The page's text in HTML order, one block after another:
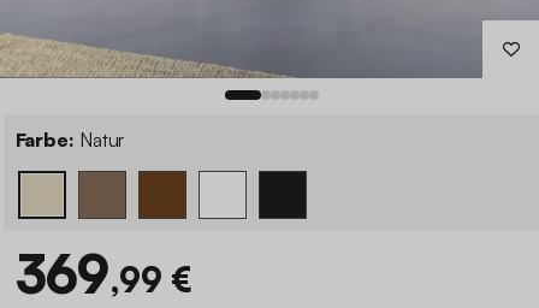
Farbe: Natur
369,99 €